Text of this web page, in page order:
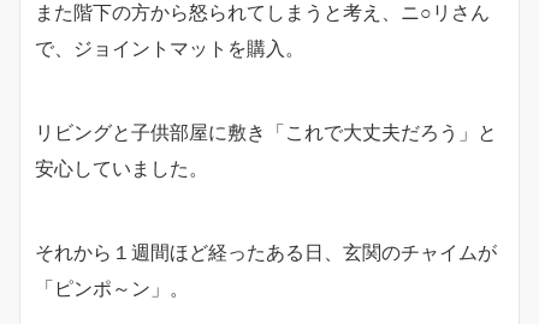
また階下の方から怒られてしまうと考え、ニ○リさん
で、ジョイントマットを購入。
リビングと子供部屋に敷き「これで大丈夫だろう」と
安心していました。
それから１週間ほど経ったある日、玄関のチャイムが
「ピンポ～ン」。